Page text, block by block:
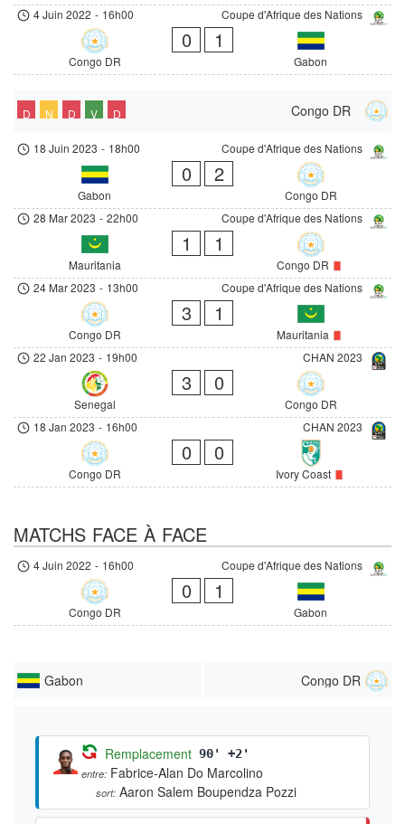
Coupe d'Afrique des Nations
4 Juin 2022 - 16h00
Congo DR
0 1
Gabon
Congo DR
D N D V D
Coupe d'Afrique des Nations
18 Juin 2023 - 18h00
Gabon
0 2
Congo DR
Coupe d'Afrique des Nations
28 Mar 2023 - 22h00
Mauritania
1 1
Congo DR
Coupe d'Afrique des Nations
24 Mar 2023 - 13h00
Congo DR
3 1
Mauritania
CHAN 2023
22 Jan 2023 - 19h00
Senegal
3 0
Congo DR
CHAN 2023
18 Jan 2023 - 16h00
Congo DR
0 0
Ivory Coast
MATCHS FACE À FACE
Coupe d'Afrique des Nations
4 Juin 2022 - 16h00
Congo DR
0 1
Gabon
Gabon Congo DR
Remplacement 90' +2'
entre: Fabrice-Alan Do Marcolino
sort: Aaron Salem Boupendza Pozzi